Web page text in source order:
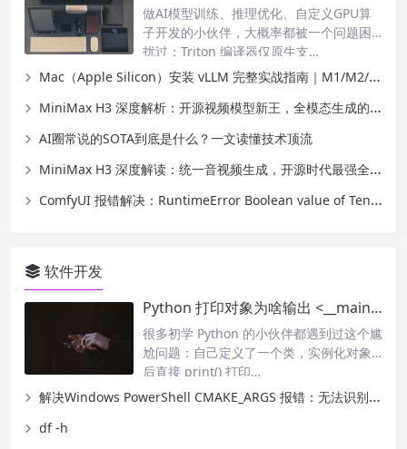
做AI模型训练、推理优化、自定义GPU算
子开发的小伙伴，大概率都被一个问题困
扰过：Triton 编译器仅原生支…
Mac（Apple Silicon）安装 vLLM 完整实战指南｜M1/M2/M3/M4 本地部署大模型写一篇博文介绍mac安装vllm
MiniMax H3 深度解析：开源视频模型新王，全模态生成的里程碑
AI圈常说的SOTA到底是什么？一文读懂技术顶流
MiniMax H3 深度解读：统一音视频生成，开源时代最强全模态视频模型来了
ComfyUI 报错解决：RuntimeError Boolean value of Tensor 多值张量布尔歧义问题（Bernini节点专属）
软件开发
Python 打印对象为啥输出 <__main__.XXX object at 0x…>？彻底搞懂对象打印原理
很多初学 Python 的小伙伴都遇到过这个尴
尬问题：自己定义了一个类，实例化对象
后直接 print() 打印…
解决Windows PowerShell CMAKE_ARGS 报错：无法识别 cmdlet、函数、脚本文件
df -h